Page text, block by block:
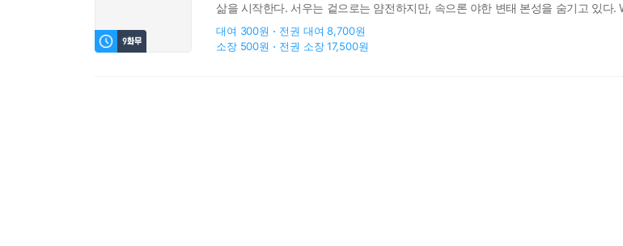
삶을 시작한다. 서우는 겉으로는 얌전하지만, 속으론 야한 변태 본성을 숨기고 있
인형처럼 완벽하게 조종하려 하지만 쉽지 않다. 서우의 순종적인 태도와 엉뚱함에
대여 300원 전권 대여 8,700원
소장 500원 전권 소장 17,500원